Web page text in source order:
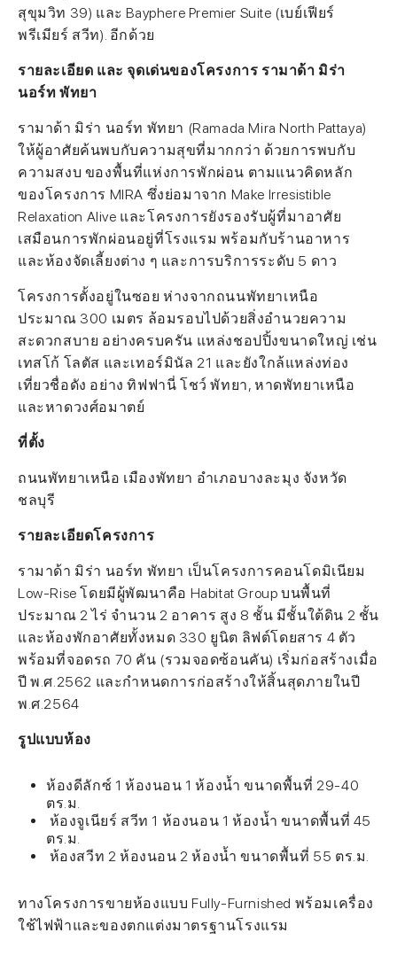
สุขุมวิท 39) และ Bayphere Premier Suite (เบย์เฟียร์
พรีเมียร์ สวีท). อีกด้วย
รายละเอียด และ จุดเด่นของโครงการ รามาด้า มิร่า
นอร์ท พัทยา
รามาด้า มิร่า นอร์ท พัทยา (Ramada Mira North Pattaya)
ให้ผู้อาศัยค้นพบกับความสุขที่มากกว่า ด้วยการพบกับ
ความสงบ ของพื้นที่แห่งการพักผ่อน ตามแนวคิดหลัก
ของโครงการ MIRA ซึ่งย่อมาจาก Make Irresistible
Relaxation Alive และโครงการยังรองรับผู้ที่มาอาศัย
เสมือนการพักผ่อนอยู่ที่โรงแรม พร้อมกับร้านอาหาร
และห้องจัดเลี้ยงต่าง ๆ และการบริการระดับ 5 ดาว
โครงการตั้งอยู่ในซอย ห่างจากถนนพัทยาเหนือ
ประมาณ 300 เมตร ล้อมรอบไปด้วยสิ่งอำนวยความ
สะดวกสบาย อย่างครบครัน แหล่งชอปปิ้งขนาดใหญ่ เช่น
เทสโก้ โลตัส และเทอร์มินัล 21 และยังใกล้แหล่งท่อง
เที่ยวชื่อดัง อย่าง ทิฟฟานี่ โชว์ พัทยา, หาดพัทยาเหนือ
และหาดวงศ์อมาตย์
ที่ตั้ง
ถนนพัทยาเหนือ เมืองพัทยา อำเภอบางละมุง จังหวัด
ชลบุรี
รายละเอียดโครงการ
รามาด้า มิร่า นอร์ท พัทยา เป็นโครงการคอนโดมิเนียม
Low-Rise โดยมีผู้พัฒนาคือ Habitat Group บนพื้นที่
ประมาณ 2 ไร่ จำนวน 2 อาคาร สูง 8 ชั้น มีชั้นใต้ดิน 2 ชั้น
และห้องพักอาศัยทั้งหมด 330 ยูนิต ลิฟต์โดยสาร 4 ตัว
พร้อมที่จอดรถ 70 คัน (รวมจอดซ้อนคัน) เริ่มก่อสร้างเมื่อ
ปี พ.ศ.2562 และกำหนดการก่อสร้างให้สิ้นสุดภายในปี
พ.ศ.2564
รูปแบบห้อง
ห้องดีลักซ์ 1 ห้องนอน 1 ห้องน้ำ ขนาดพื้นที่ 29-40
ตร.ม.
ห้องจูเนียร์ สวีท 1 ห้องนอน 1 ห้องน้ำ ขนาดพื้นที่ 45
ตร.ม.
ห้องสวีท 2 ห้องนอน 2 ห้องน้ำ ขนาดพื้นที่ 55 ตร.ม.
ทางโครงการขายห้องแบบ Fully-Furnished พร้อมเครื่อง
ใช้ไฟฟ้าและของตกแต่งมาตรฐานโรงแรม